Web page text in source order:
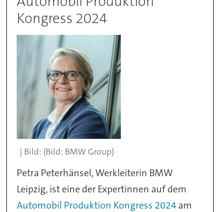
Kongress 2024
(Bild: BMW Group)
Petra Peterhänsel, Werkleiterin BMW
Leipzig, ist eine der Expertinnen auf dem
Automobil Produktion Kongress 2024am